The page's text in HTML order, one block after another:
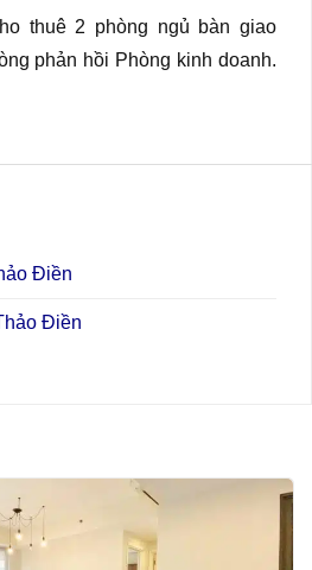
thuê 2 phòng ngủ bàn giao
phản hồi Phòng kinh doanh.
Điền
Điền